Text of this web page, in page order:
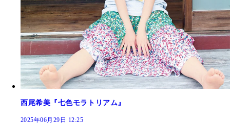
西尾希美『七色モラトリアム』
2025年06月29日 12:25